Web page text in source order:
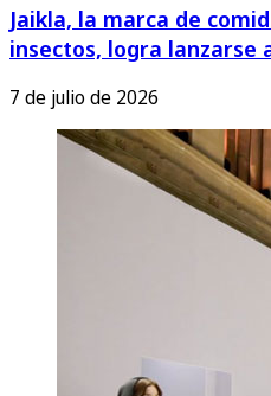
Jaikla, la marca de
insectos, logra lanzarse
7 de julio de 2026